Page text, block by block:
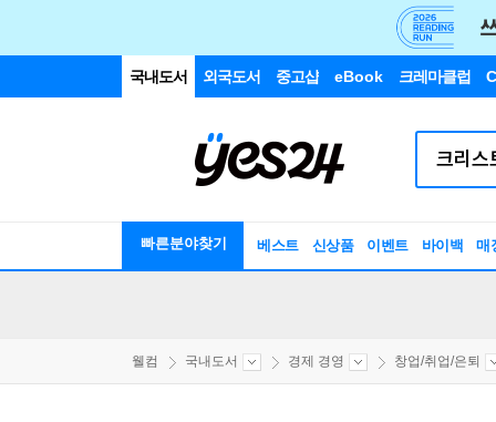
국내도서 외국도서 중고샵 eBook 크레마클럽
빠른분야찾기 베스트 신상품 이벤트 바이백 매
웰컴 국내도서 경제 경영 창업/취업/은퇴